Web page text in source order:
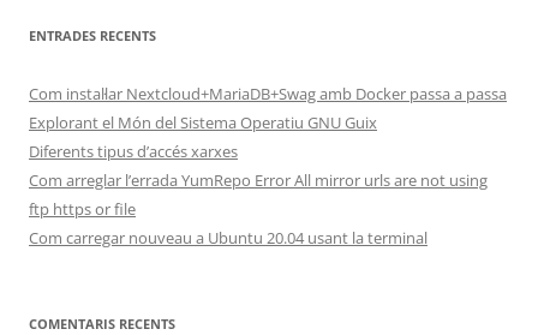
ENTRADES RECENTS
Com instal·lar Nextcloud+MariaDB+Swag amb Docker passa a passa
Explorant el Món del Sistema Operatiu GNU Guix
Diferents tipus d’accés xarxes
Com arreglar l’errada YumRepo Error All mirror urls are not using
ftp https or file
Com carregar nouveau a Ubuntu 20.04 usant la terminal
COMENTARIS RECENTS